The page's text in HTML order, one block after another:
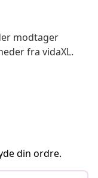
modtager
fra vidaXL.
din ordre.